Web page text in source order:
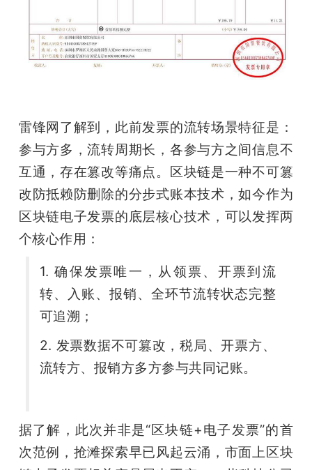
雷锋网了解到，此前发票的流转场景特征是：
参与方多，流转周期长，各参与方之间信息不
互通，存在篡改等痛点。区块链是一种不可篡
改防抵赖防删除的分步式账本技术，如今作为
区块链电子发票的底层核心技术，可以发挥两
个核心作用：
1. 确保发票唯一，从领票、开票到流
转、入账、报销、全环节流转状态完整
可追溯；
2. 发票数据不可篡改，税局、开票方、
流转方、报销方多方参与共同记账。
据了解，此次并非是“区块链+电子发票”的首
次范例，抢滩探索早已风起云涌，市面上区块